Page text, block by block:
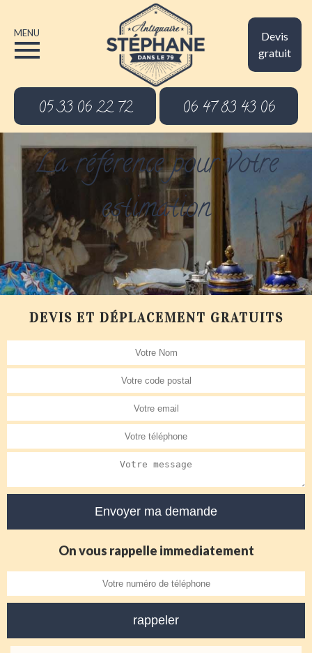
Devis
gratuit
MENU
05 33 06 22 72 06 47 83 43 06
La référence pour votre
estimation
DEVIS ET DÉPLACEMENT GRATUITS
On vous rappelle immediatement